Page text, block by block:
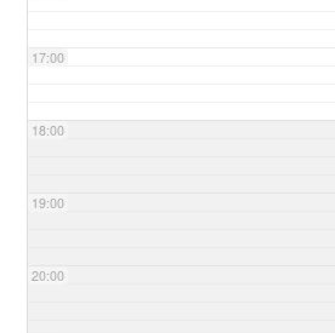
17:00
18:00
19:00
20:00